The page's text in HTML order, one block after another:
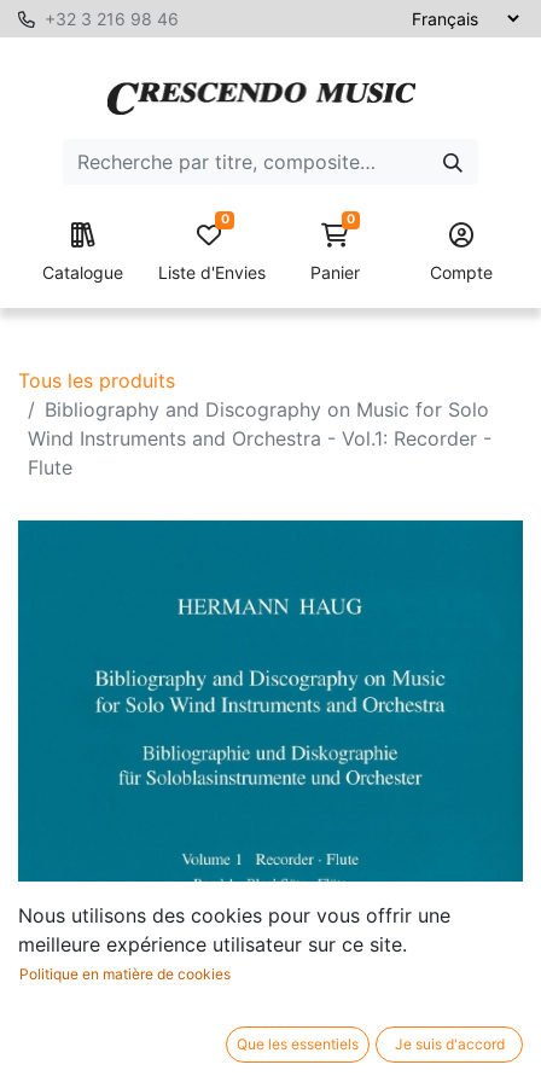
+32 3 216 98 46
Catalogue Liste d'Envies
0 0
Panier Compte
Tous les produits
Bibliography and Discography on Music for Solo
Wind Instruments and Orchestra - Vol.1: Recorder -
Flute
Nous utilisons des cookies pour vous offrir une
meilleure expérience utilisateur sur ce site.
Politique en matière de cookies
Que les essentiels Je suis d'accord